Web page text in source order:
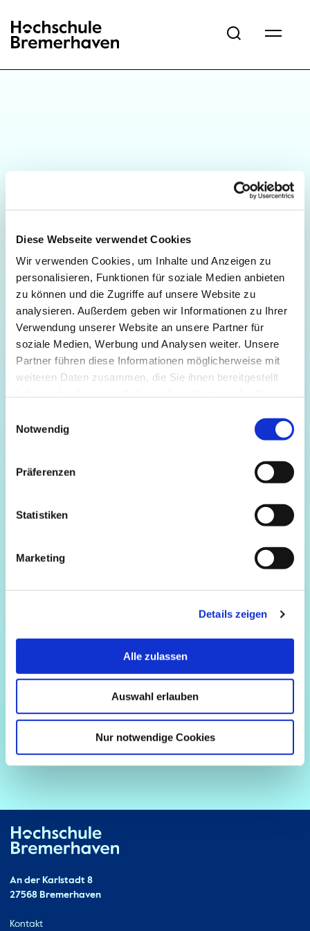
Diese Webseite verwendet Cookies
Wir verwenden Cookies, um Inhalte und Anzeigen zu
personalisieren, Funktionen für soziale Medien anbieten
zu können und die Zugriffe auf unsere Website zu
analysieren. Außerdem geben wir Informationen zu Ihrer
Verwendung unserer Website an unsere Partner für
soziale Medien, Werbung und Analysen weiter. Unsere
Partner führen diese Informationen möglicherweise mit
weiteren Daten zusammen, die Sie ihnen bereitgestellt
Notwendig
Präferenzen
Statistiken
Marketing
Details zeigen
Alle zulassen
Auswahl erlauben
Nur notwendige Cookies
Hochschule Bremerhaven
Vielen Dank!Sie sind
erfolgreich angemeldet.
Wir senden Ihnen bald eine E-Mail mit den notwendigen
Kontakt
An der Karlstadt 8
27568 Bremerhaven
Ressourcen
Kontakt